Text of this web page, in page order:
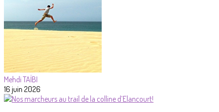
Mehdi TAÏBI
16 juin 2026